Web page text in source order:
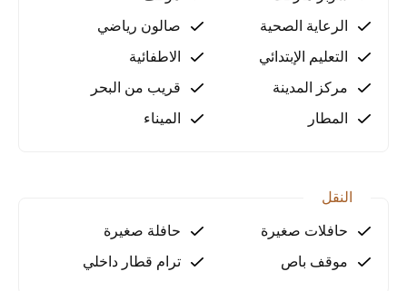
احجز موعدك الآن!
بأنطاليا. تواصل معنا اليوم لحجز موعد المعاينة!
الرعاية الصحية
صالون رياضي
التعليم الإبتدائي
الاطفائية
مركز المدينة
قريب من البحر
المطار
الميناء
النقل
حافلات صغيرة
حافلة صغيرة
موقف باص
ترام قطار داخلي